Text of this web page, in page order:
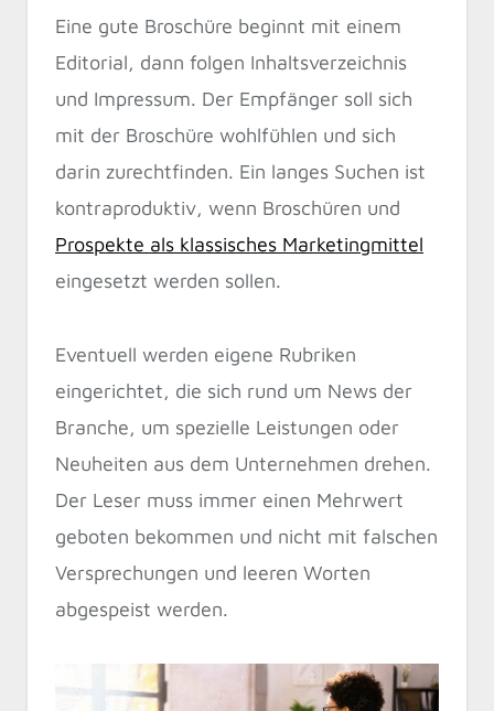
Eine gute Broschüre beginnt mit einem
Editorial, dann folgen Inhaltsverzeichnis
und Impressum. Der Empfänger soll sich
mit der Broschüre wohlfühlen und sich
darin zurechtfinden. Ein langes Suchen ist
kontraproduktiv, wenn Broschüren und
Prospekte als klassisches Marketingmittel
eingesetzt werden sollen.
Eventuell werden eigene Rubriken
eingerichtet, die sich rund um News der
Branche, um spezielle Leistungen oder
Neuheiten aus dem Unternehmen drehen.
Der Leser muss immer einen Mehrwert
geboten bekommen und nicht mit falschen
Versprechungen und leeren Worten
abgespeist werden.